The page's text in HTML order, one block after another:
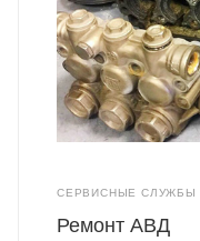
СЕРВИСНЫЕ СЛУЖБЫ
Ремонт АВД